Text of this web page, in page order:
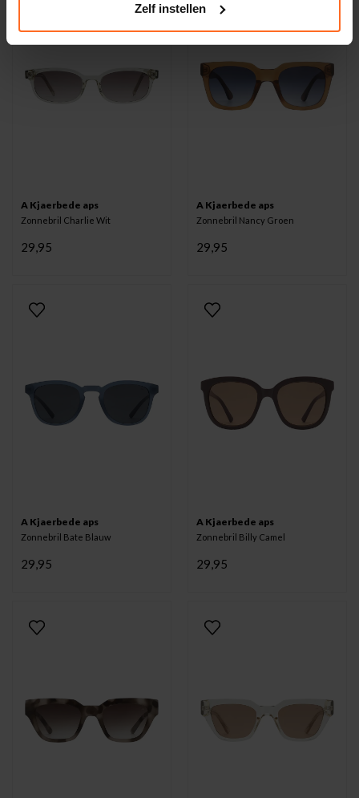
Zelf instellen
A Kjaerbede aps
Zonnebril Charlie Wit
29,95
A Kjaerbede aps
Zonnebril Nancy Groen
29,95
A Kjaerbede aps
Zonnebril Bate Blauw
29,95
A Kjaerbede aps
Zonnebril Billy Camel
29,95